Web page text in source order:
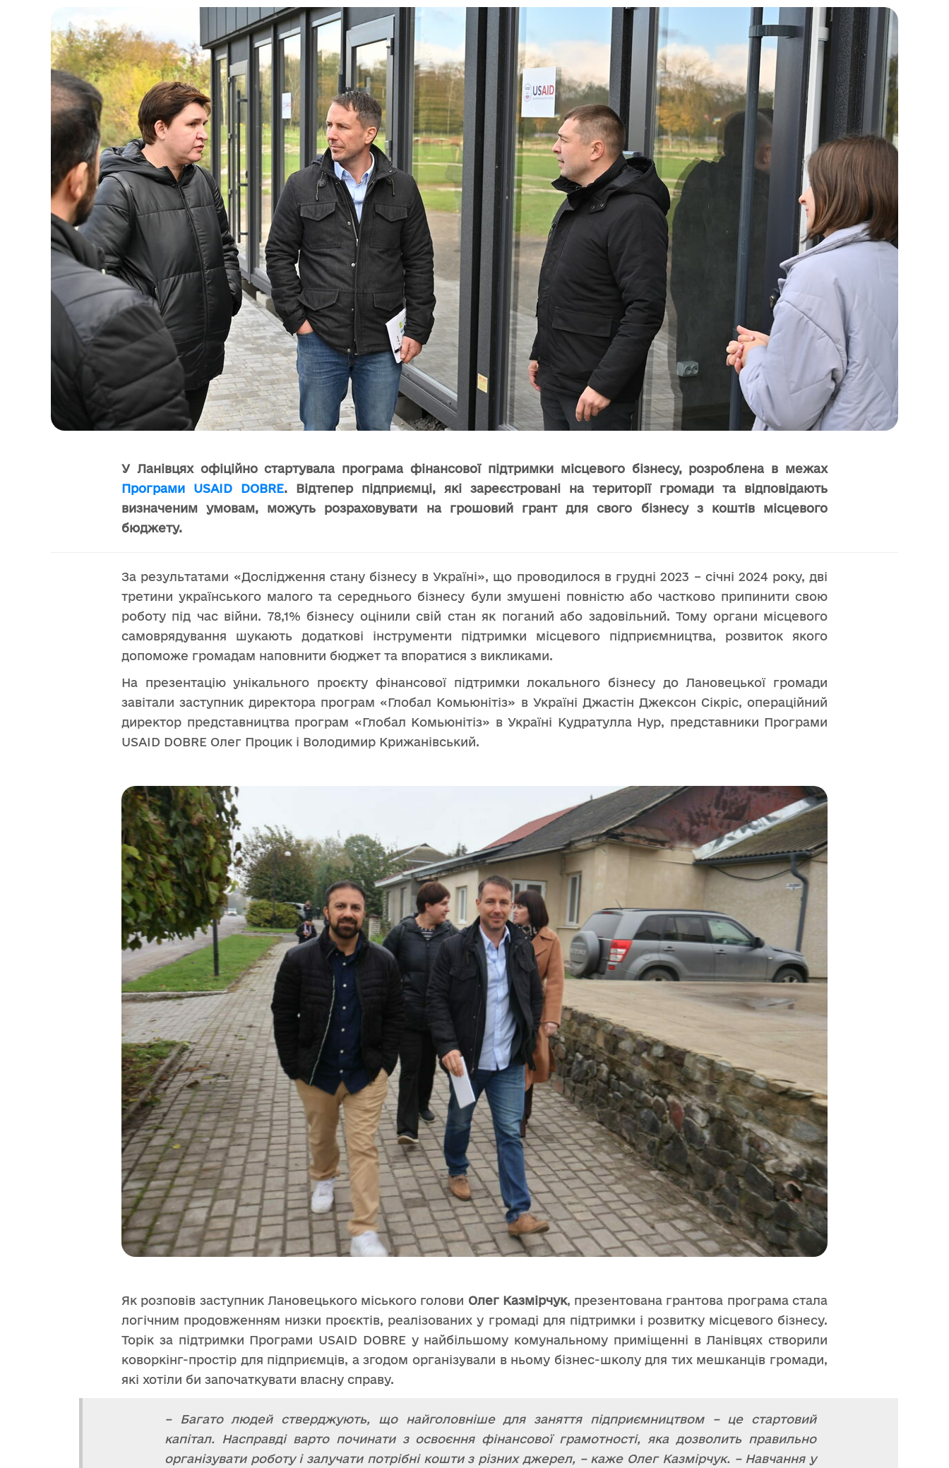
У Ланівцях офіційно стартувала програма фінансової підтримки місцевого бізнесу, розроблена в межах
Програми USAID DOBRE. Відтепер підприємці, які зареєстровані на території громади та відповідають
визначеним умовам, можуть розраховувати на грошовий грант для свого бізнесу з коштів місцевого
бюджету.
За результатами «Дослідження стану бізнесу в Україні», що проводилося в грудні 2023 – січні 2024 року, дві
третини українського малого та середнього бізнесу були змушені повністю або частково припинити свою
роботу під час війни. 78,1% бізнесу оцінили свій стан як поганий або задовільний. Тому органи місцевого
самоврядування шукають додаткові інструменти підтримки місцевого підприємництва, розвиток якого
допоможе громадам наповнити бюджет та впоратися з викликами.
На презентацію унікального проєкту фінансової підтримки локального бізнесу до Лановецької громади
завітали заступник директора програм «Глобал Комьюнітіз» в Україні Джастін Джексон Сікріс, операційний
директор представництва програм «Глобал Комьюнітіз» в Україні Кудратулла Нур, представники Програми
USAID DOBRE Олег Процик і Володимир Крижанівський.
Як розповів заступник Лановецького міського голови Олег Казмірчук, презентована грантова програма стала
логічним продовженням низки проєктів, реалізованих у громаді для підтримки і розвитку місцевого бізнесу.
Торік за підтримки Програми USAID DOBRE у найбільшому комунальному приміщенні в Ланівцях створили
коворкінг-простір для підприємців, а згодом організували в ньому бізнес-школу для тих мешканців громади,
які хотіли би започаткувати власну справу.
– Багато людей стверджують, що найголовніше для заняття підприємництвом – це стартовий
капітал. Насправді варто починати з освоєння фінансової грамотності, яка дозволить правильно
організувати роботу і залучати потрібні кошти з різних джерел, – каже Олег Казмірчук. – Навчання у